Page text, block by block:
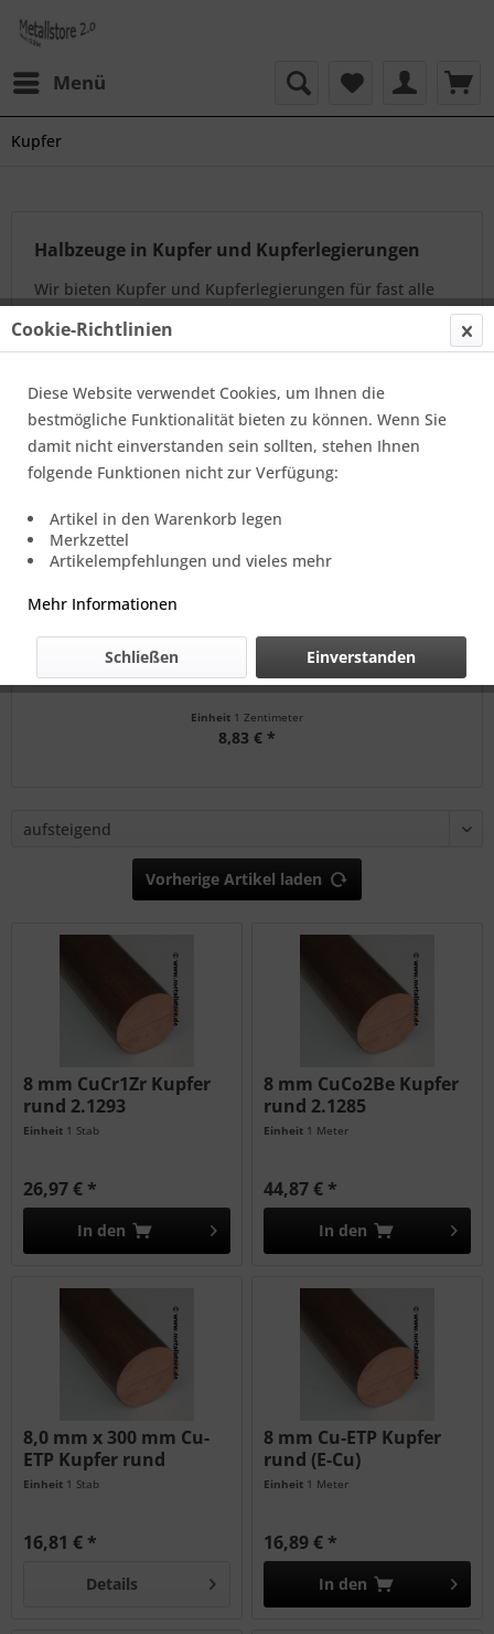
Menü
Kupfer
Halbzeuge in Kupfer und Kupferlegierungen
Wir bieten Kupfer und Kupferlegierungen für fast alle
RundKupfer, Erodierkupfer E-CU, CuCr1Zr Zirkonium
Topseller
50x50mm Cu-ETP Kupfer vierkant
Einheit 1 Zentimeter
8,83 € *
Vorherige Artikel laden
8 mm CuCr1Zr Kupfer
rund 2.1293
Einheit 1 Stab
26,97 € *
In den
8 mm CuCo2Be Kupfer
rund 2.1285
Einheit 1 Meter
44,87 € *
In den
8,0 mm x 300 mm Cu-
ETP Kupfer rund
Einheit 1 Stab
16,81 € *
Details
8 mm Cu-ETP Kupfer
rund (E-Cu)
Einheit 1 Meter
16,89 € *
In den
Cookie-Richtlinien
Diese Website verwendet Cookies, um Ihnen die
bestmögliche Funktionalität bieten zu können. Wenn Sie
damit nicht einverstanden sein sollten, stehen Ihnen
folgende Funktionen nicht zur Verfügung:
Artikel in den Warenkorb legen
Merkzettel
Artikelempfehlungen und vieles mehr
Mehr Informationen
Einverstanden
Schließen